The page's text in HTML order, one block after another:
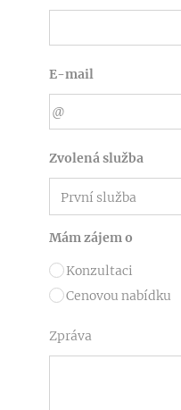
E-mail
Zvolená služba
Mám zájem o
Konzultaci
Cenovou nabídku
Zpráva